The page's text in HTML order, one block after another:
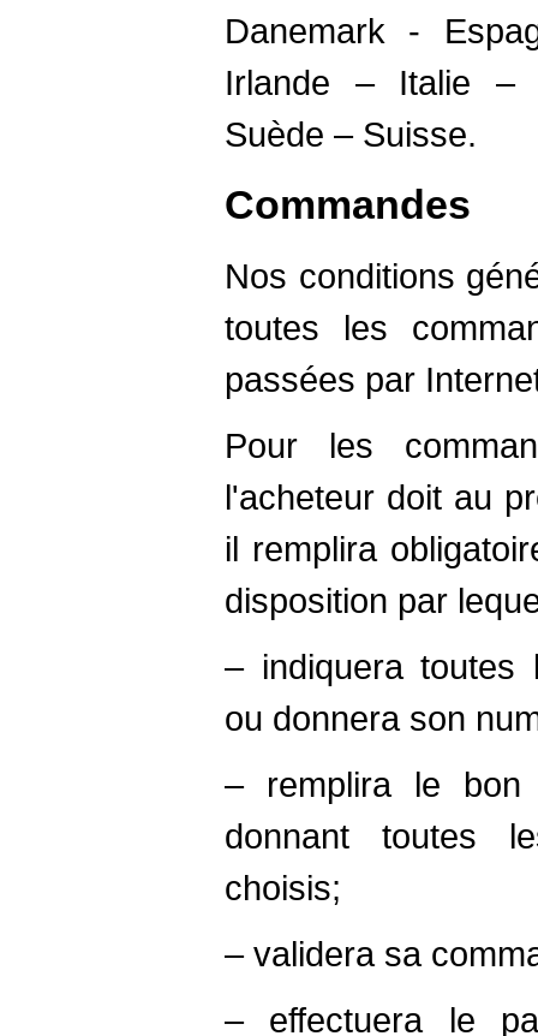
Danemark -
Irlande – Italie –
Suède – Suisse.
Commandes
Nos conditions
toutes les
passées par
Pour les
l'acheteur doit au
il remplira
disposition par
– indiquera toutes
ou donnera son
– remplira le bon
donnant toutes
choisis;
– validera sa
– effectuera le